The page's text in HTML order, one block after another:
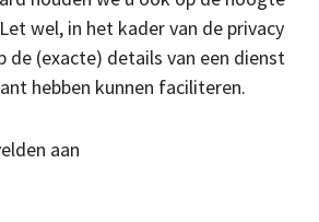
wel, in het kader van de privacy
de (exacte) details van een dienst
hebben kunnen faciliteren.
aan